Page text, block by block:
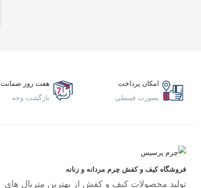
امکان پرداخت
بصورت قسطی
هفت روز ضمانت
بازگشت وجه
فروشگاه کیف و کفش چرم مردانه و زنانه
تولید محصولات کیف و کفش از بهترین متریال های